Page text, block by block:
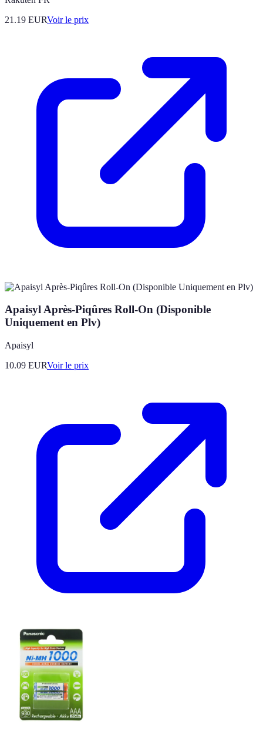
21.19 EURVoir le prix
Apaisyl Après-Piqûres Roll-On (Disponible
Uniquement en Plv)
Apaisyl
10.09 EURVoir le prix